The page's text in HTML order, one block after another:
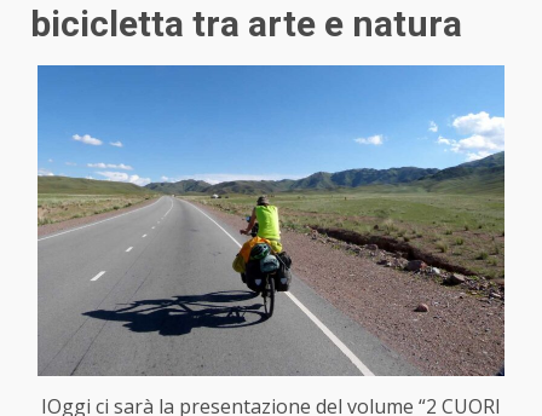
bicicletta tra arte e natura
IOggi ci sarà la presentazione del volume “2 CUORI